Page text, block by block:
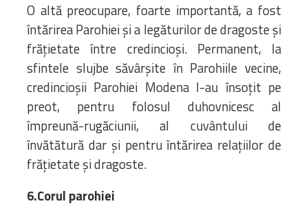
O altă preocupare, foarte importantă, a fost
întărirea Parohiei şi a legăturilor de dragoste şi
frăţietate între credincioşi. Permanent, la
sfintele slujbe săvârşite în Parohiile vecine,
credincioşii Parohiei Modena l-au însoţit pe
preot, pentru folosul duhovnicesc al
împreună-rugăciunii, al cuvântului de
învătătură dar şi pentru întărirea relaţiilor de
frăţietate şi dragoste.
6.Corul parohiei